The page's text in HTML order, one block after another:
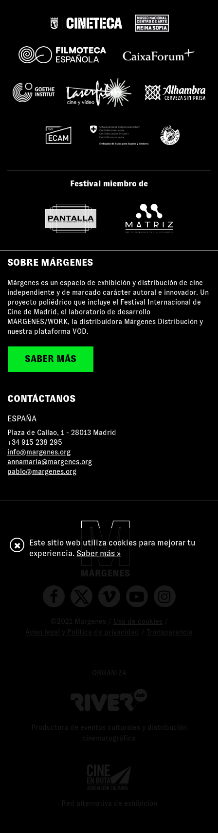
Festival miembro de
SOBRE MÁRGENES
Márgenes es un espacio de exhibición y distribución de cine
independiente y de marcado carácter autoral e innovador. Un
proyecto poliédrico que incluye el Festival Internacional de
Cine de Madrid, el laboratorio de desarrollo
MÁRGENES/WORK, la distribuidora Márgenes Distribución y
nuestra plataforma VOD.
SABER MÁS
CONTÁCTANOS
ESPAÑA
Plaza de Callao, 1 - 28013 Madrid
+34 915 238 295
info@margenes.org
annamaria@margenes.org
pablo@margenes.org
©2021 Márgenes / Uso de cookies
Aviso legal y Política de privacidad
Transparencia
ORGANIZA
Productora de eventos culturales y distribución
cinematográfica
Red alternativa de exhibición
Este sitio web utiliza cookies para mejorar tu
experiencia. Saber más »